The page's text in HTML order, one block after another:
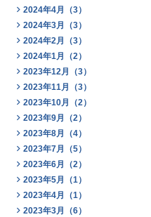
2024年4月（3）
2024年3月（3）
2024年2月（3）
2024年1月（2）
2023年12月（3）
2023年11月（3）
2023年10月（2）
2023年9月（2）
2023年8月（4）
2023年7月（5）
2023年6月（2）
2023年5月（1）
2023年4月（1）
2023年3月（6）